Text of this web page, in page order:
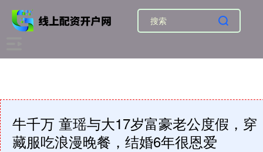
牛千万 童瑶与大17岁富豪老公度假，穿
藏服吃浪漫晚餐，结婚6年很恩爱